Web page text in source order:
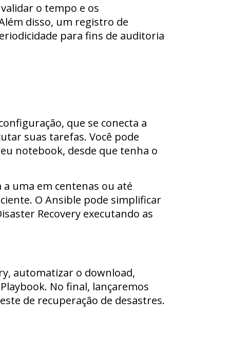
o tempo e os
disso, um registro de
para fins de auditoria
que se conecta a
suas tarefas. Você pode
notebook, desde que tenha o
uma em centenas ou até
O Ansible pode simplificar
Recovery executando as
automatizar o download,
No final, lançaremos
de recuperação de desastres.